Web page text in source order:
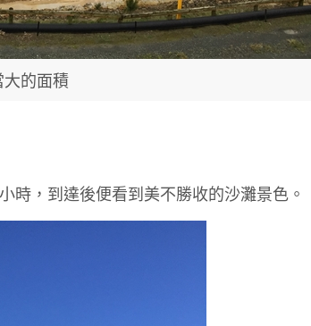
的面積
時，到達後便看到美不勝收的沙灘景色。